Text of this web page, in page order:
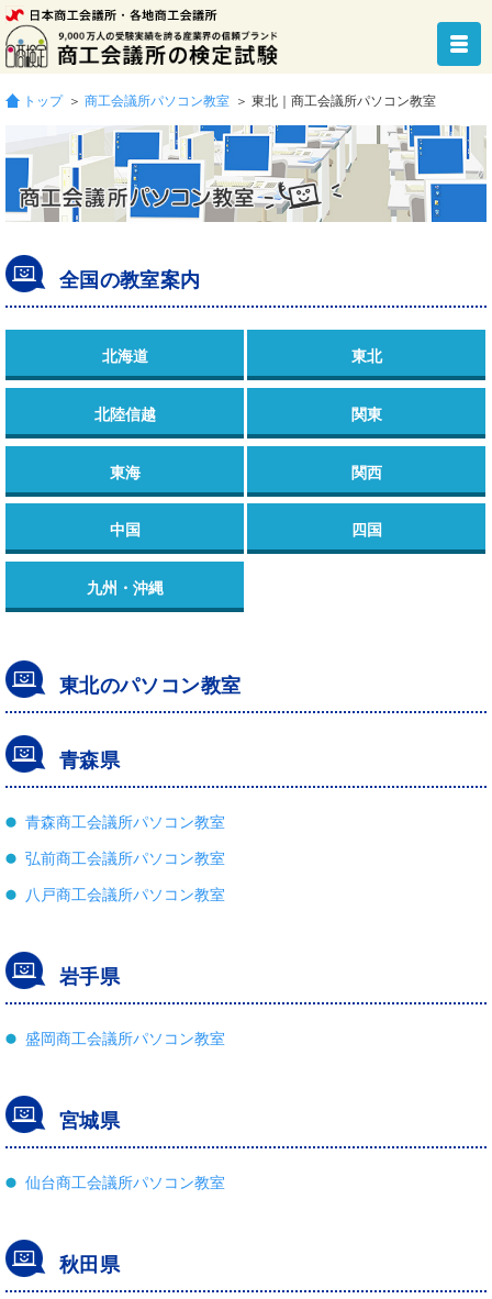
トップ ＞ 商工会議所パソコン教室 ＞ 東北｜商工会議所パソコン教室
全国の教室案内
北海道 東北
北陸信越 関東
東海 関西
中国 四国
九州・沖縄
東北のパソコン教室
青森県
青森商工会議所パソコン教室
弘前商工会議所パソコン教室
八戸商工会議所パソコン教室
岩手県
盛岡商工会議所パソコン教室
宮城県
仙台商工会議所パソコン教室
秋田県